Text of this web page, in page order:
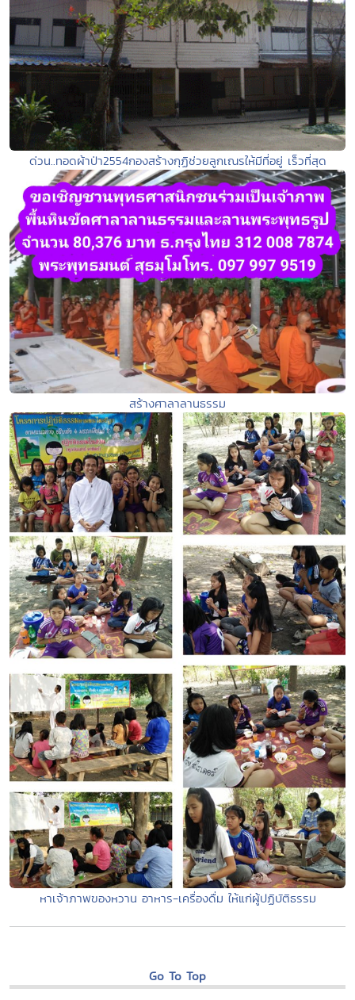
ด่วน..ทอดผ้าป่า2554กองสร้างกุฏิช่วยลูกเณรให้มีที่อยู่ เร็วที่สุด
สร้างศาลาลานธรรม
หาเจ้าภาพของหวาน อาหาร-เครื่องดื่ม ให้แก่ผู้ปฏิบัติธรรม
Go To Top